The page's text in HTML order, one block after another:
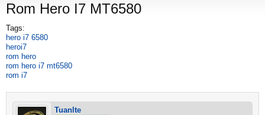
Rom Hero I7 MT6580
Tags:
hero i7 6580
heroi7
rom hero
rom hero i7 mt6580
rom i7
Tuanlte